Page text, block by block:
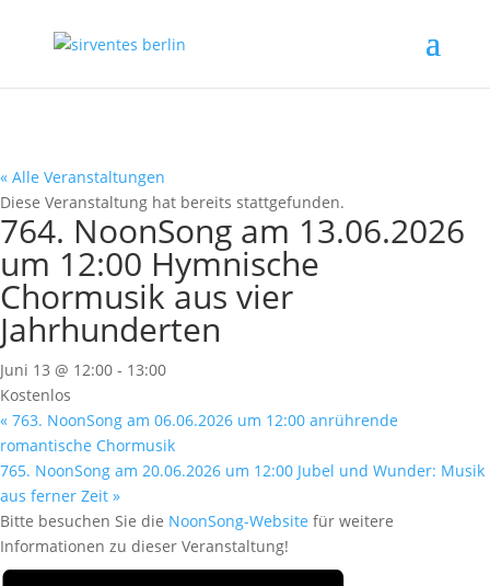
« Alle Veranstaltungen
Diese Veranstaltung hat bereits stattgefunden.
764. NoonSong am 13.06.2026
um 12:00 Hymnische
Chormusik aus vier
Jahrhunderten
Juni 13 @ 12:00 - 13:00
Kostenlos
« 763. NoonSong am 06.06.2026 um 12:00 anrührende
romantische Chormusik
765. NoonSong am 20.06.2026 um 12:00 Jubel und Wunder: Musik
aus ferner Zeit »
Bitte besuchen Sie die NoonSong-Website für weitere
Informationen zu dieser Veranstaltung!